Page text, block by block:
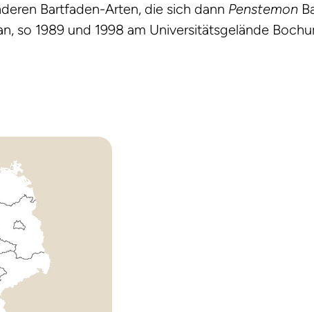
Bartfaden-Arten, die sich dann Penstemon
so 1989 und 1998 am Universitätsgelände